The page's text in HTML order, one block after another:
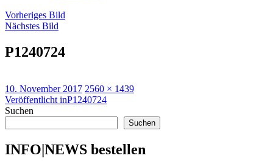
Vorheriges Bild
Nächstes Bild
P1240724
Veröffentlicht
am
10. November 2017 Originalgröße
2560 × 1439
Beitragsnavigation
Veröffentlicht inP1240724
Suchen
Suchen
INFO|NEWS bestellen